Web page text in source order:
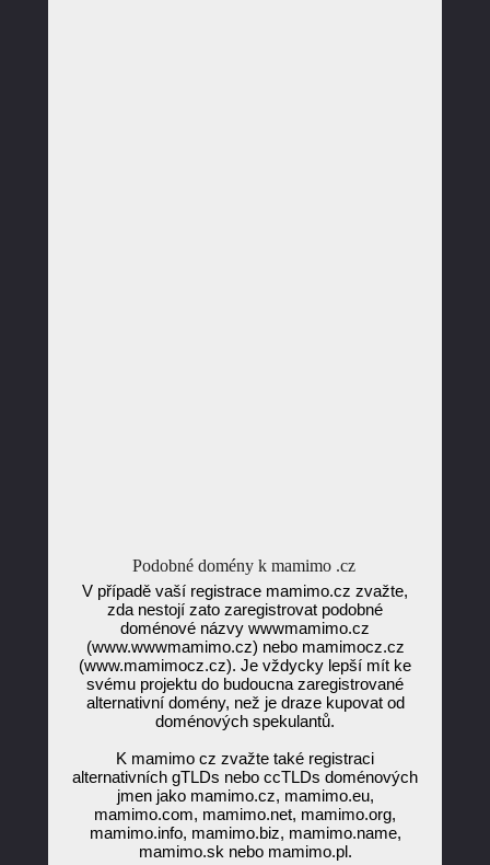
Podobné domény k mamimo .cz
V případě vaší registrace mamimo.cz zvažte,
zda nestojí zato zaregistrovat podobné
doménové názvy wwwmamimo.cz
(www.wwwmamimo.cz) nebo mamimocz.cz
(www.mamimocz.cz). Je vždycky lepší mít ke
svému projektu do budoucna zaregistrované
alternativní domény, než je draze kupovat od
doménových spekulantů.
K mamimo cz zvažte také registraci
alternativních gTLDs nebo ccTLDs doménových
jmen jako mamimo.cz, mamimo.eu,
mamimo.com, mamimo.net, mamimo.org,
mamimo.info, mamimo.biz, mamimo.name,
mamimo.sk nebo mamimo.pl.